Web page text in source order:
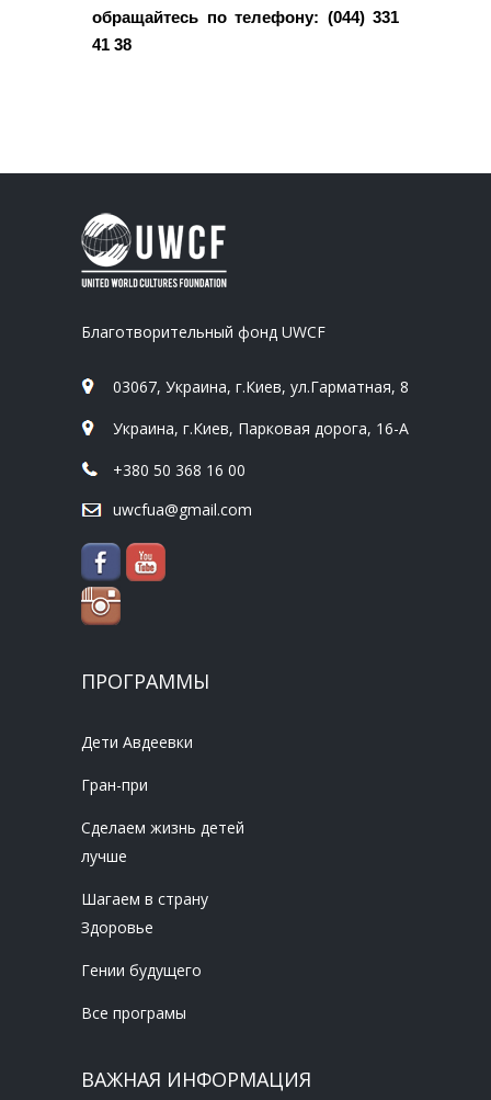
обращайтесь по телефону: (044) 331
41 38
Благотворительный фонд UWCF
03067, Украина, г.Киев, ул.Гарматная, 8
Украина, г.Киев, Парковая дорога, 16-А
+380 50 368 16 00
uwcfua@gmail.com
ПРОГРАММЫ
Дети Авдеевки
Гран-при
Сделаем жизнь детей
лучше
Шагаем в страну
Здоровье
Гении будущего
Все програмы
ВАЖНАЯ ИНФОРМАЦИЯ